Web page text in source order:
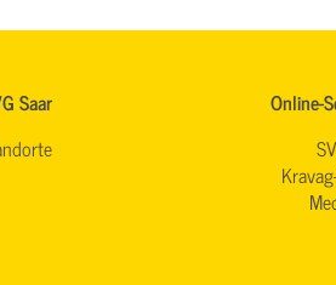
Saar
Online-